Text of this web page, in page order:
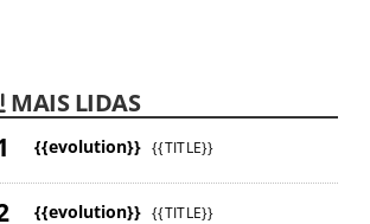
MAIS LIDAS
{{evolution}} {{TITLE}}
{{evolution}} {{TITLE}}